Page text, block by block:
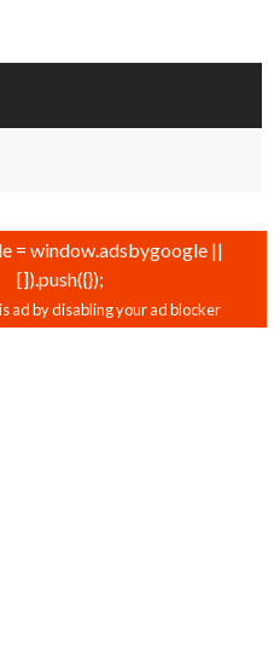
= window.adsbygoogle ||
[]).push({});